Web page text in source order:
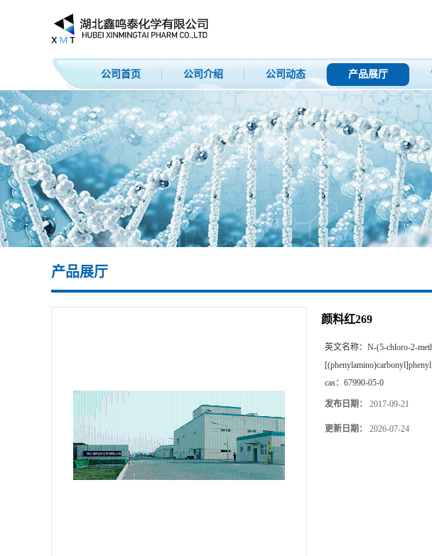
公司首页 公司介绍 公司动态 产品展厅
产品展厅
颜料红269
英文名称： N-(5-chloro-2-
cas： 67990-05-0
发布日期： 2017-09-21
更新日期： 2026-07-24